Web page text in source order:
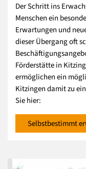
Der Schritt ins
Menschen ein
Erwartungen und
dieser Übergang oft
Förderstätte in
ermöglichen ein
Kitzingen damit zu
Sie hier:
Selbstbestimmt